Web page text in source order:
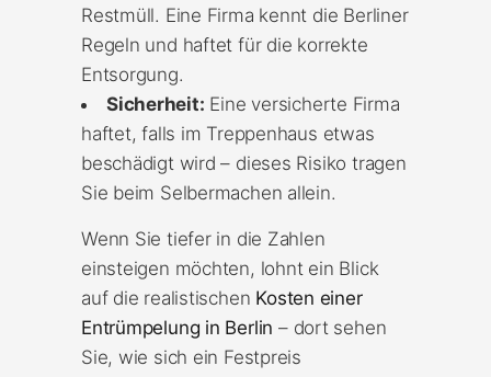
Restmüll. Eine Firma kennt die Berliner
Regeln und haftet für die korrekte
Entsorgung.
Sicherheit: Eine versicherte Firma
haftet, falls im Treppenhaus etwas
beschädigt wird – dieses Risiko tragen
Sie beim Selbermachen allein.
Wenn Sie tiefer in die Zahlen
einsteigen möchten, lohnt ein Blick
auf die realistischen Kosten einer
Entrümpelung in Berlin – dort sehen
Sie, wie sich ein Festpreis